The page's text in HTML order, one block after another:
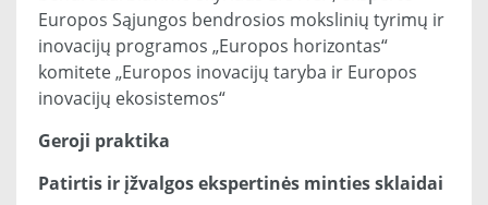
Europos Sąjungos bendrosios mokslinių tyrimų ir
inovacijų programos „Europos horizontas“
komitete „Europos inovacijų taryba ir Europos
inovacijų ekosistemos“
Geroji praktika
Patirtis ir įžvalgos ekspertinės minties sklaidai